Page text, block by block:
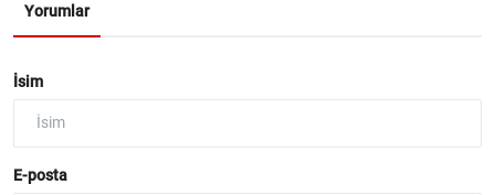
Yorumlar
İsim
E-posta